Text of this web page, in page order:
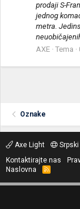
prodaji S-
jednog
metra.
AXE Tema
Oznake
Axe Light
Srpski
Kontaktirajte nas
Naslovna
R
S